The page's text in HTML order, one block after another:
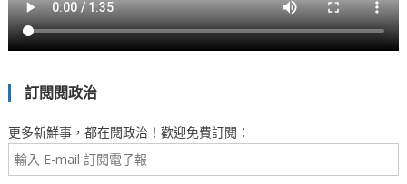
訂閱閱政治
更多新鮮事，都在閱政治！歡迎免費訂閱：